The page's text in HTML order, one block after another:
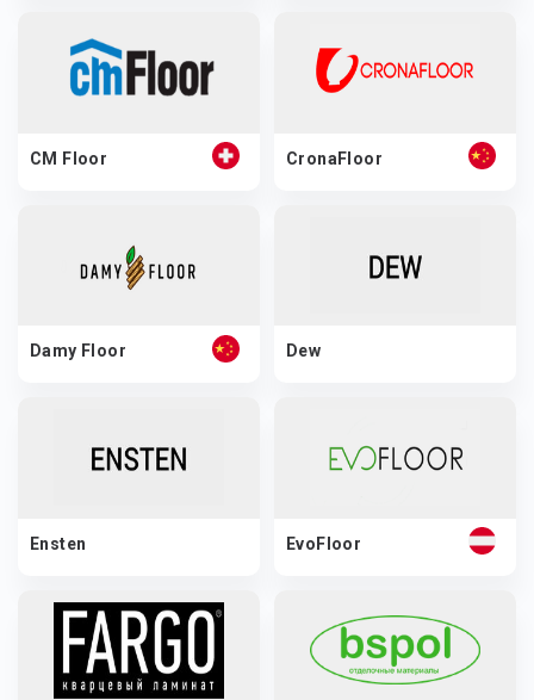
CM Floor CronaFloor
Damy Floor Dew
Ensten EvoFloor